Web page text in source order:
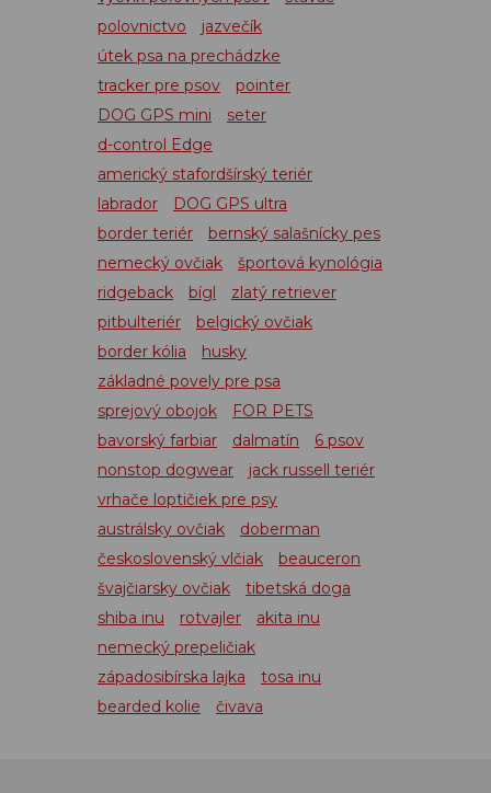
polovnictvo
jazvečík
útek psa na prechádzke
tracker pre psov
pointer
DOG GPS mini
seter
d-control Edge
americký stafordšírský teriér
labrador
DOG GPS ultra
border teriér
bernský salašnícky pes
nemecký ovčiak
športová kynológia
ridgeback
bígl
zlatý retriever
pitbulteriér
belgický ovčiak
border kólia
husky
základné povely pre psa
sprejový obojok
FOR PETS
bavorský farbiar
dalmatín
6 psov
nonstop dogwear
jack russell teriér
vrhače loptičiek pre psy
austrálsky ovčiak
doberman
československý vlčiak
beauceron
švajčiarsky ovčiak
tibetská doga
shiba inu
rotvajler
akita inu
nemecký prepeličiak
západosibírska lajka
tosa inu
bearded kolie
čivava